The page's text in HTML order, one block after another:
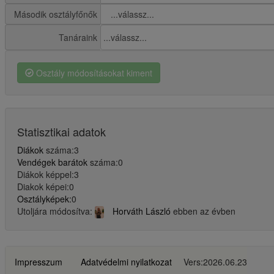
Második osztályfőnők
Tanáraink
Osztály módosításokat kiment
Statisztikai adatok
Diákok száma:3
Vendégek barátok száma:0
Diákok képpel:3
Diakok képei:0
Osztályképek:0
Utoljára módosítva:
Horváth László ebben az évben
Impresszum Adatvédelmi nyilatkozat Vers:2026.06.23